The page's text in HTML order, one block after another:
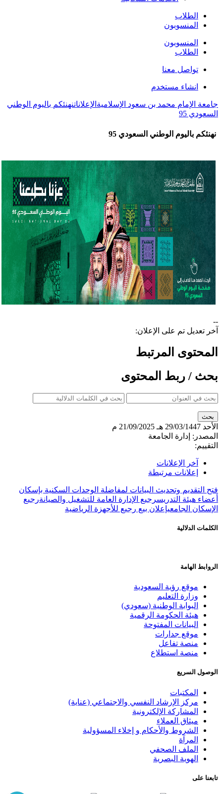
الطلاب
المنسوبون
المنسوبون
الطلاب
تواصل معنا
انشاء مستخدم
جامعة الإمام محمد بن سعود الإسلاميةالإعلاناتنهنئكم باليوم الوطني
السعودي 95
نهنئكم باليوم الوطني السعودي 95
--
آخر تعديل تم على الإعلان:
المحتوى المرتبط
بحث / ربط المحتوى
الأحد 29/03/1447 هـ
21/09/2025 م
المصدر: إدارة الجامعة
التقييم:
آخر الإعلانات
إعلانات مرتبطة
فتح التقديم وتحديث البيانات لمفاضلة الوحدات السكنية بإسكان
أعضاء هيئة التدريسرجيع الإدارة العامة للتشغيل والصيانةرجيع
الإسكان الجامعيإعلان بيع رجيع للأجهزة الرياضية
الكلمات الدلالية
الروابط الهامة
موقع رؤية السعودية
وزارة التعليم
البوابة الوطنية (سعودي)
هيئة الحكومة الرقمية
البيانات المفتوحة
موقع جدارات
منصة تفاعل
منصة استطلاع
الوصول السريع
المكتبات
مركز الإرشاد النفسي والاجتماعي (عناية)
المشاركة الإلكترونية
ميثاق العملاء
الشروط والأحكام و إخلاء المسؤولية
المرآة
الملف الصحفي
الهوية البصرية
تابعنا على